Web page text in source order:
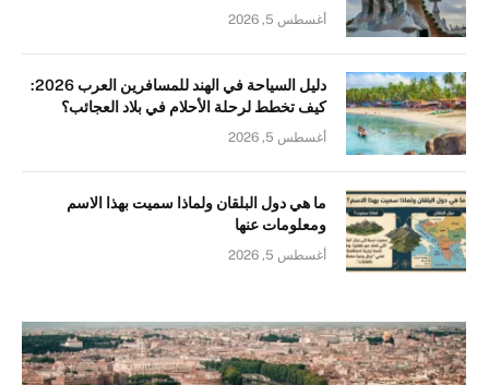
أغسطس 5, 2026
دليل السياحة في الهند للمسافرين العرب 2026:
كيف تخطط لرحلة الأحلام في بلاد العجائب؟
أغسطس 5, 2026
ما هي دول البلقان ولماذا سميت بهذا الاسم
ومعلومات عنها
أغسطس 5, 2026